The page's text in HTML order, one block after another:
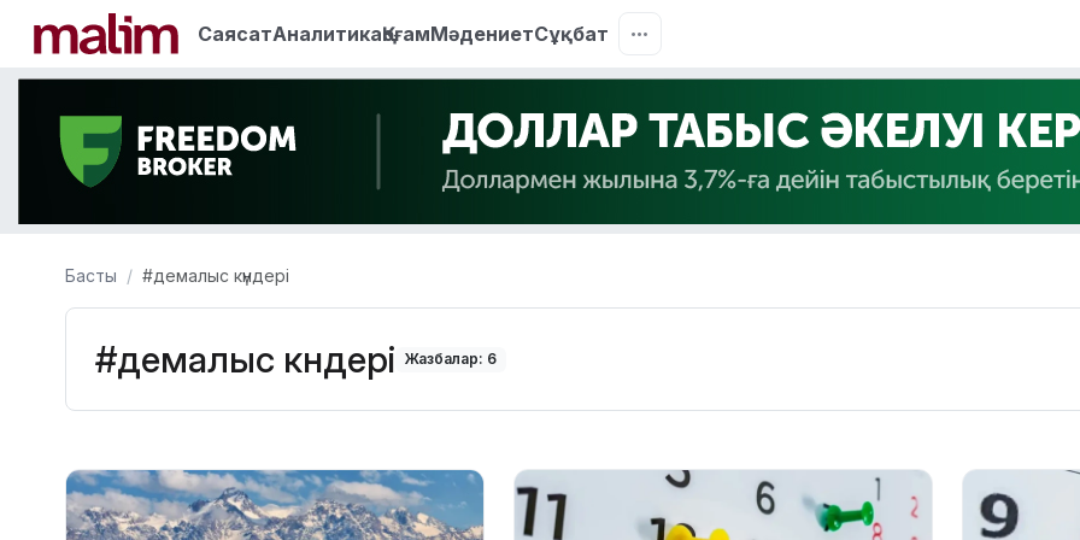
СаясатАналитикаҚоғамМәдениетСұқбат
Басты #демалыс күндері
#демалыс күндері Жазбалар: 6